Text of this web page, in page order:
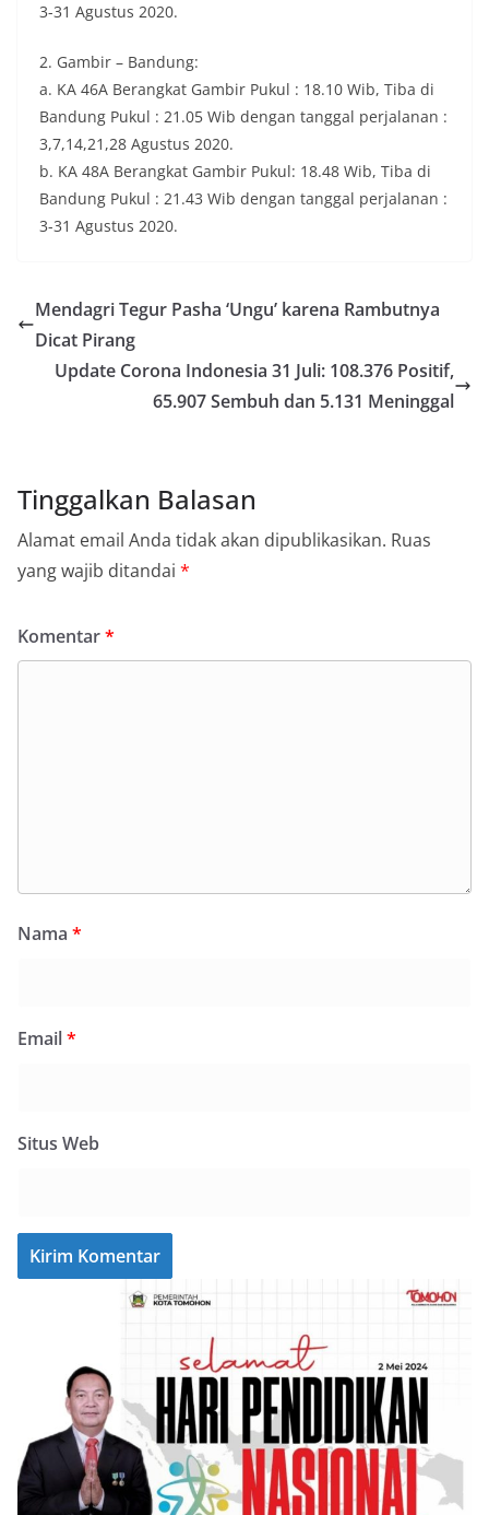
3-31 Agustus 2020.
2. Gambir – Bandung:
a. KA 46A Berangkat Gambir Pukul : 18.10 Wib, Tiba di
Bandung Pukul : 21.05 Wib dengan tanggal perjalanan :
3,7,14,21,28 Agustus 2020.
b. KA 48A Berangkat Gambir Pukul: 18.48 Wib, Tiba di
Bandung Pukul : 21.43 Wib dengan tanggal perjalanan :
3-31 Agustus 2020.
Mendagri Tegur Pasha ‘Ungu’ karena Rambutnya
Dicat Pirang
Update Corona Indonesia 31 Juli: 108.376 Positif,
65.907 Sembuh dan 5.131 Meninggal
Tinggalkan Balasan
Alamat email Anda tidak akan dipublikasikan. Ruas
yang wajib ditandai *
Komentar*
Nama *
Email*
Situs Web